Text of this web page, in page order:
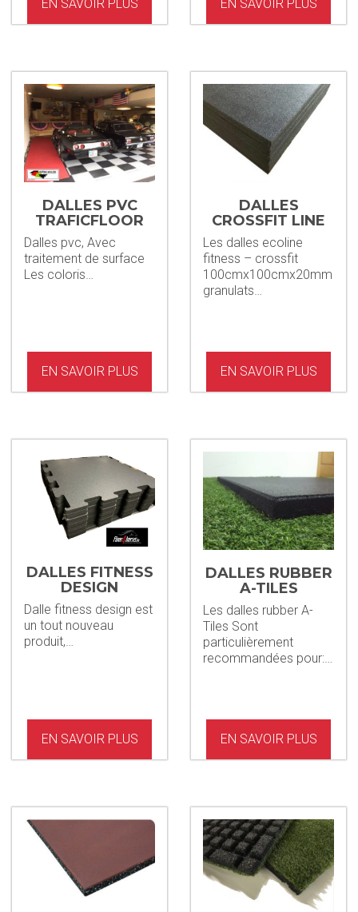
EN SAVOIR PLUS EN SAVOIR PLUS
DALLES PVC
TRAFICFLOOR
5MM + STAINP
Dalles pvc, Avec
traitement de surface
Les coloris…
EN SAVOIR PLUS
DALLES
CROSSFIT LINE
Les dalles ecoline
fitness – crossfit
100cmx100cmx20mm
granulats…
EN SAVOIR PLUS
DALLES FITNESS
DESIGN
Dalle fitness design est
un tout nouveau
produit,…
EN SAVOIR PLUS
DALLES RUBBER
A-TILES
Les dalles rubber A-
Tiles Sont
particulièrement
recommandées pour:…
EN SAVOIR PLUS